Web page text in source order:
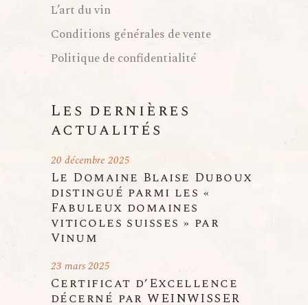
L’art du vin
Conditions générales de vente
Politique de confidentialité
Les dernières
actualités
Le Domaine Blaise Duboux
distingué parmi les «
Fabuleux domaines
viticoles suisses » par
Vinum
20 décembre 2025
Certificat d’Excellence
décerné par WEINWISSER
23 mars 2025